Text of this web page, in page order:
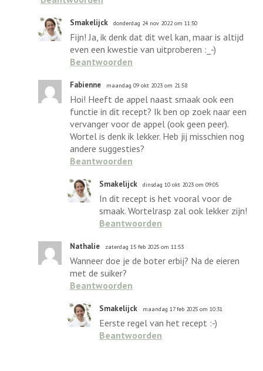
Smakelijck donderdag 24 nov 2022 om 11:50
Fijn! Ja, ik denk dat dit wel kan, maar is altijd
even een kwestie van uitproberen :_-)
Beantwoorden
Fabienne maandag 09 okt 2023 om 21:58
Hoi! Heeft de appel naast smaak ook een
functie in dit recept? Ik ben op zoek naar een
vervanger voor de appel (ook geen peer).
Wortel is denk ik lekker. Heb jij misschien nog
andere suggesties?
Beantwoorden
Smakelijck dinsdag 10 okt 2023 om 09:05
In dit recept is het vooral voor de
smaak. Wortelrasp zal ook lekker zijn!
Beantwoorden
Nathalie zaterdag 15 feb 2025 om 11:53
Wanneer doe je de boter erbij? Na de eieren
met de suiker?
Beantwoorden
Smakelijck maandag 17 feb 2025 om 10:31
Eerste regel van het recept :-)
Beantwoorden